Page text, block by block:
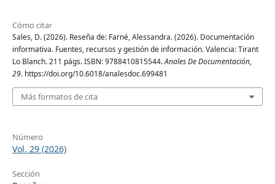
Cómo citar
Sales, D. (2026). Reseña de: Farné, Alessandra. (2026). Documentación
informativa. Fuentes, recursos y gestión de información. Valencia: Tirant
Lo Blanch. 211 págs. ISBN: 9788410815544.Anales De Documentación,
29. https://doi.org/10.6018/analesdoc.699481
Más formatos de cita
Número
Vol. 29 (2026)
Sección